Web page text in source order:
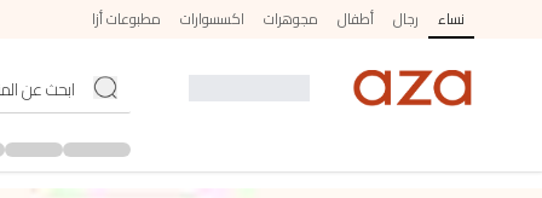
نساء رجال أطفال مجوهرات اكسسوارات مطبوعات أزا